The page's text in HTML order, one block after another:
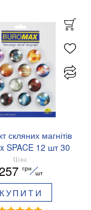
скляних магнітів
SPACE 12 шт 30
мм BM.0048
Ціна
грн
шт
КУПИТИ